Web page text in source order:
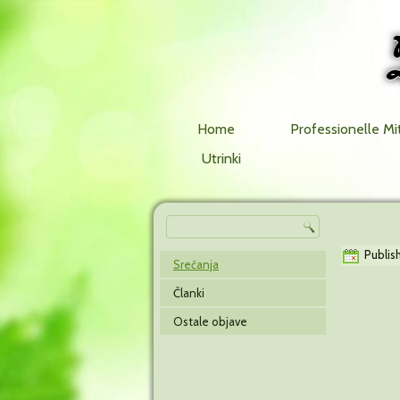
Home
Professionelle
Utrinki
Srečanja
Članki
Ostale objave